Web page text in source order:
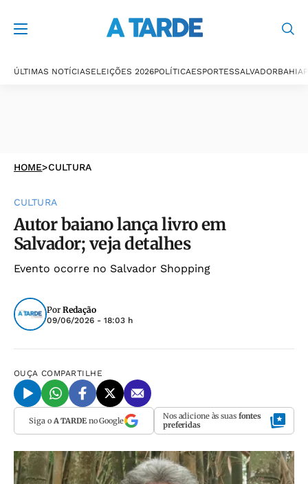
ÚLTIMAS NOTÍCIASELEIÇÕES 2026POLÍTICAESPORTESSALVADORBAHIA
HOME>CULTURA
CULTURA
Autor baiano lança livro em
Salvador; veja detalhes
Evento ocorre no Salvador Shopping
Por Redação
09/06/2026 - 18:03 h
OUÇA COMPARTILHE
Siga o A TARDEno Google Nos adicione às suas fontes
preferidas